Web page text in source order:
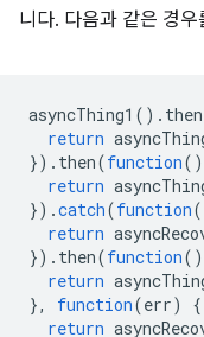
니다. 다음과 같은 경
asyncThing1 (). then
return
}). then(function()
return
}).catch(function(
return
}). then(function()
return
},
function(err)
{
return